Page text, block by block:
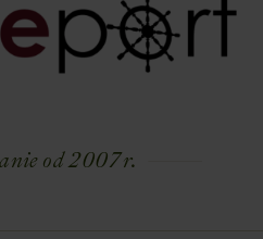
od 2007 r.